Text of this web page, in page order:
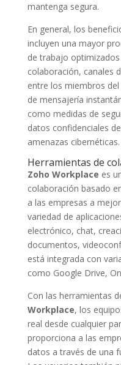
mantenga segura.
En general, los
incluyen una mayor
de trabajo
colaboración, canales
entre los miembros
de mensajería
como medidas de
datos confidenciales
amenazas cibernéticas.
Herramientas de
Zoho Workplace es
colaboración basado
a las empresas a
variedad de
electrónico, chat,
documentos,
está integrada con
como Google Drive,
Con las herramientas
Workplace, los
real desde cualquier
proporciona a las
datos a través de una